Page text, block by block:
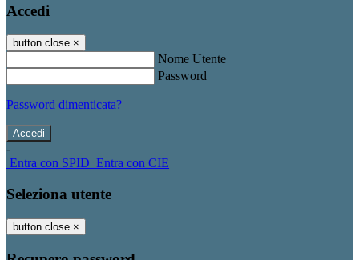
Accedi
button close ×
Nome Utente
Password
Password dimenticata?
-
Entra con SPID Entra con CIE
Seleziona utente
button close ×